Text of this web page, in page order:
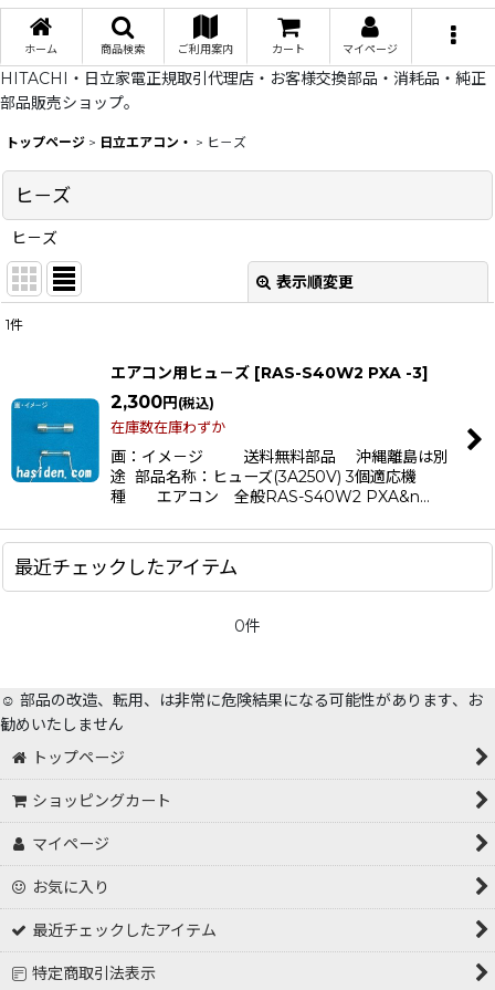
ホーム 商品検索 ご利用案内 カート マイページ
HITACHI・日立家電正規取引代理店・お客様交換部品・消耗品・純正
部品販売ショップ。
トップページ > 日立エアコン・ > ヒ－ズ
ヒ－ズ
ヒ－ズ
表示順変更
在庫あり
並び順:
絞り込む
1件
エアコン用ヒュ－ズ [RAS-S40W2 PXA -3]
2,300円 (税込)
在庫数在庫わずか
画：イメ－ジ 送料無料部品 沖縄離島は別
途 部品名称：ヒューズ(3A250V) 3個適応機
種 エアコン 全般RAS-S40W2 PXA&n…
最近チェックしたアイテム
0件
☺️ 部品の改造、転用、は非常に危険結果になる可能性があります、お
勧めいたしません
トップページ
ショッピングカート
マイページ
お気に入り
最近チェックしたアイテム
特定商取引法表示